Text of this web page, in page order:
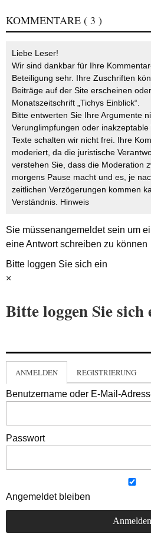
KOMMENTARE ( 3 )
Liebe Leser!
Wir sind dankbar für Ihre
Beteiligung sehr. Ihre Zuschriften
Beiträge auf der Site erscheinen
Monatszeitschrift „Tichys Einblick“.
Bitte entwerten Sie Ihre Argumente
Verunglimpfungen oder
Texte schalten wir nicht frei. Ihre
moderiert, da die juristische
verstehen Sie, dass die Moderation
morgens Pause macht und es, je
zeitlichen Verzögerungen kommen
Verständnis. Hinweis
Sie müssenangemeldetsein um
eine Antwort schreiben zu können
Bitte loggen Sie sich ein
×
Bitte loggen Sie sich
ANMELDEN REGISTRIERUNG
Benutzername oder E-Mail-
Passwort
Angemeldet bleiben